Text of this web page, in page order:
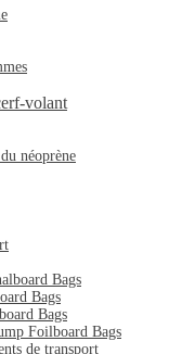
volant
néoprène
Bags
Bags
Bags
Foilboard Bags
de transport